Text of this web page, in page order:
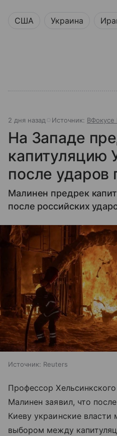
США Украина
2 дня назад Источник: ВФокусе
На Западе
капитуляцию
после ударов
Малинен предрек
после российских
Источник: Reuters
Профессор
Малинен заявил, что
Киеву украинские власти
выбором между